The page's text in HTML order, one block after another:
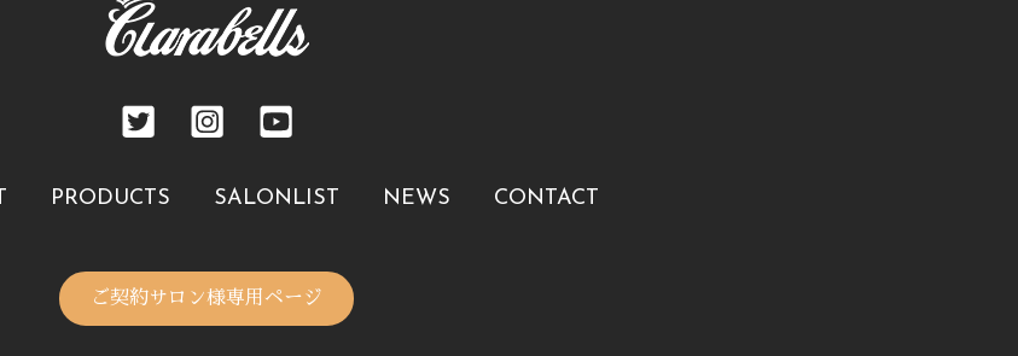
PRODUCTS SALONLIST NEWS CONTACT
ご契約サロン様専用ページ